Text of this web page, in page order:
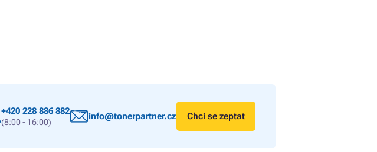
+420 228 886 882
(8:00 - 16:00)
info@tonerpartner.cz Chci se zeptat